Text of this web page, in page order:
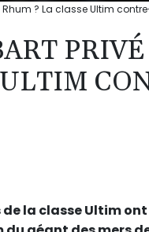
Rhum ? La classe Ultim
la classe Ultim